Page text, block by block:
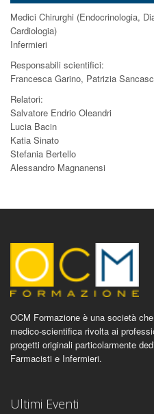
Medici Chirurghi (Endocrinologia,
Cardiologia)
Infermieri
Responsabili scientifici:
Francesca Garino, Patrizia
Relatori:
Salvatore Endrio Oleandri
Lucia Bacin
Katia Sinato
Stefania Bertello
Alessandro Magnanensi
OCM Formazione è una società
medico-scientifica rivolta ai
progetti originali particolarmente
Farmacisti e Infermieri.
Ultimi Eventi